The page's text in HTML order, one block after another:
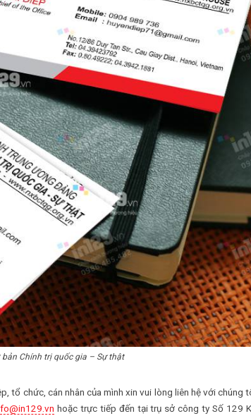
Chính trị quốc gia – Sự thật
tổ chức, cán nhân của mình xin vui lòng liên hệ với chúng
hoặc trực tiếp đến tại trụ sở công ty Số 129